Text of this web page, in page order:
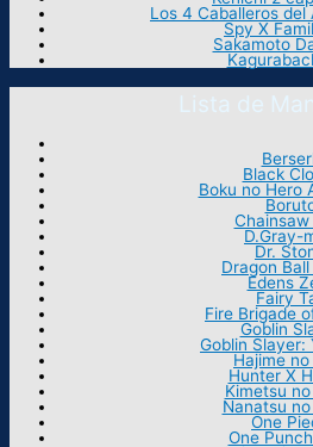
Los 4 Caballeros del
Spy X
Sakamoto
Lista de
Black
Boku no Hero
Chainsaw
D.Gray-
Dr.
Dragon
Edens
Fairy
Fire Brigade
Goblin
Goblin Slayer:
Hajime
Hunter X
Kimetsu no
Nanatsu
One
One